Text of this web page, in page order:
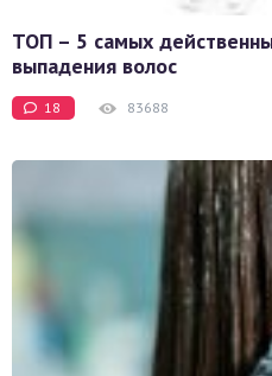
ТОП – 5 самых
выпадения волос
18 83688